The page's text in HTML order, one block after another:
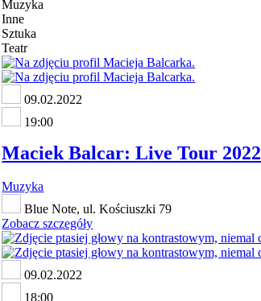
Muzyka
Inne
Sztuka
Teatr
09.02.2022
19:00
Maciek Balcar: Live Tour 2022
Muzyka
Blue Note, ul. Kościuszki 79
Zobacz szczegóły
09.02.2022
18:00